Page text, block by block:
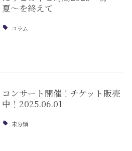
夏〜を終えて
コラム
コンサート開催！チケット販売
中！2025.06.01
未分類